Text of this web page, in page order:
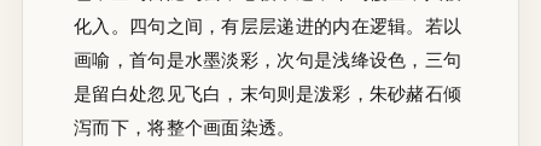
化入。四句之间，有层层递进的内在逻辑。若以
画喻，首句是水墨淡彩，次句是浅绛设色，三句
是留白处忽见飞白，末句则是泼彩，朱砂赭石倾
泻而下，将整个画面染透。